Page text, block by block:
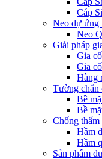
Cáp
Neo dự ứng
Neo
Giải pháp
Gia
Gia
Hàng
Tường chắn
Bề
Bề
Chống thấm
Hầm
Hầm
Sản phẩm